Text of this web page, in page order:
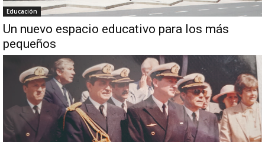
Educación
Un nuevo espacio educativo para los más
pequeños